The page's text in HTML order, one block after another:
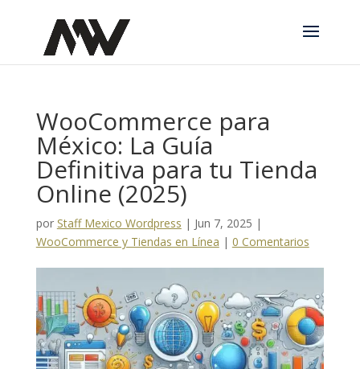
WooCommerce para
México: La Guía
Definitiva para tu Tienda
Online (2025)
por Staff Mexico Wordpress | Jun 7, 2025 |
WooCommerce y Tiendas en Línea | 0 Comentarios